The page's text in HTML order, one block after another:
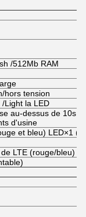
/512Mb RAM
hors tension
Light la LED
au-dessus de 10s
d'usine
et bleu) LED×1
LTE (rouge/bleu)